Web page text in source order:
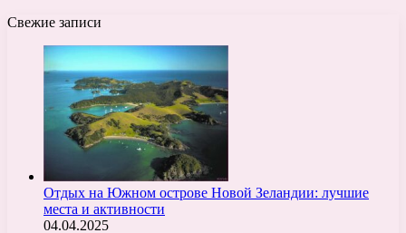
Свежие записи
Отдых на Южном острове Новой Зеландии: лучшие
места и активности
04.04.2025